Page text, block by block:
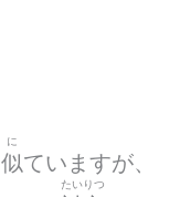
似
に
ていますが、
たいりつ